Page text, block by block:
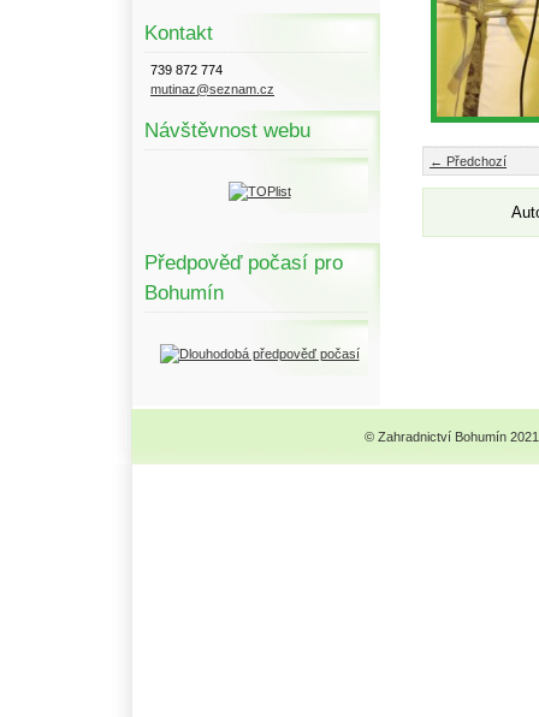
Kontakt
739 872 774
mutinaz@seznam.cz
Návštěvnost webu
Předpověď počasí pro
Bohumín
← Předchozí
© Zahradnictví Bohumín